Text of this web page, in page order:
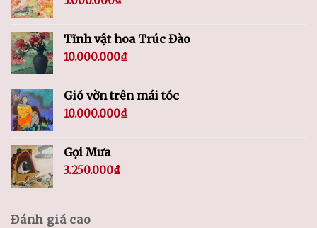
Tĩnh vật hoa Trúc Đào
10.000.000₫
Gió vờn trên mái tóc
10.000.000₫
Gọi Mưa
3.250.000₫
Đánh giá cao